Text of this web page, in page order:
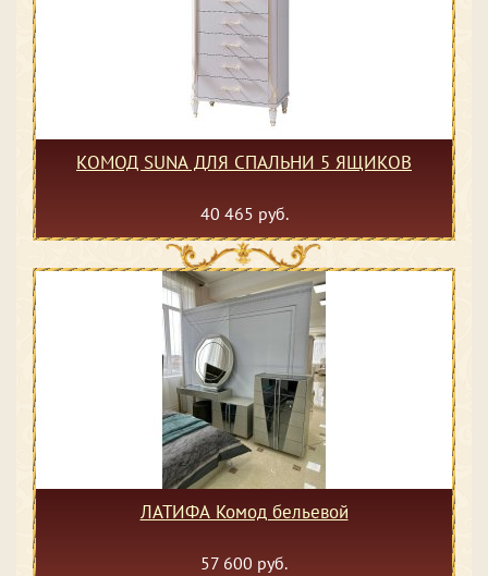
КОМОД SUNA ДЛЯ СПАЛЬНИ 5 ЯЩИКОВ
40 465 руб.
ЛАТИФА Комод бельевой
57 600 руб.